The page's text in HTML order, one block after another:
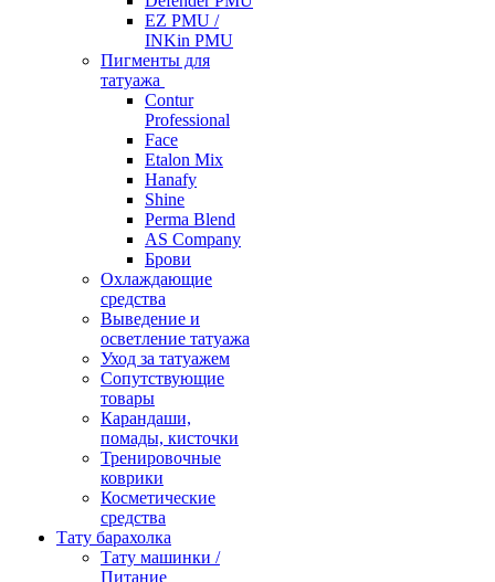
EZ PMU /
INKin PMU
Пигменты для
татуажа
Contur
Professional
Face
Etalon Mix
Hanafy
Shine
Perma Blend
AS Company
Брови
Охлаждающие
средства
Выведение и
осветление татуажа
Уход за татуажем
Сопутствующие
товары
Карандаши,
помады, кисточки
Тренировочные
коврики
Косметические
средства
Тату барахолка
Тату машинки /
Питание